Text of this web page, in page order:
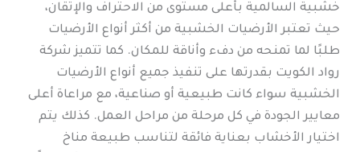
خشبية السالمية بأعلى مستوى من الاحتراف والإتقان،
حيث تعتبر الأرضيات الخشبية من أكثر أنواع الأرضيات
طلبًا لما تمنحه من دفء وأناقة للمكان. كما تتميز شركة
رواد الكويت بقدرتها على تنفيذ جميع أنواع الأرضيات
الخشبية سواء كانت طبيعية أو صناعية، مع مراعاة أعلى
معايير الجودة في كل مرحلة من مراحل العمل. كذلك يتم
اختيار الأخشاب بعناية فائقة لتناسب طبيعة مناخ